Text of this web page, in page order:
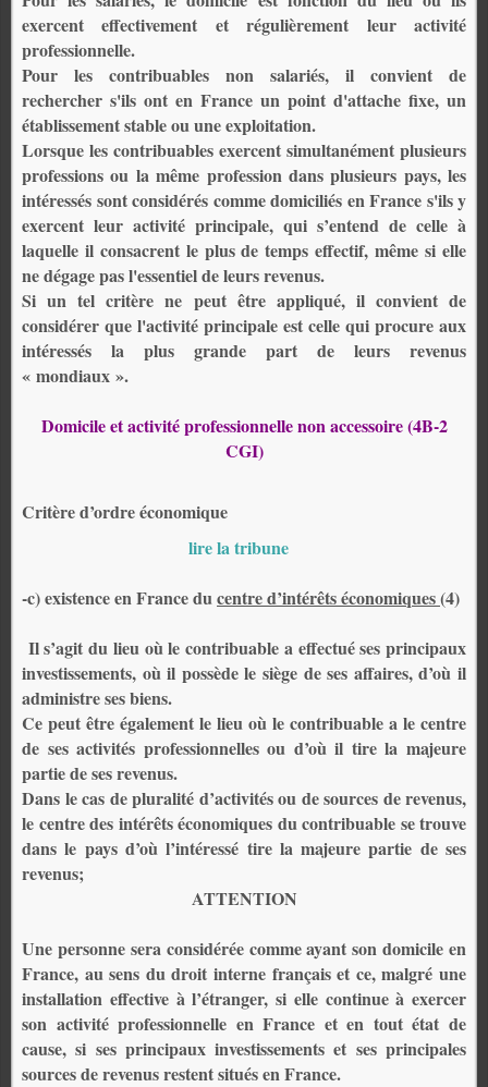
exercent effectivement et régulièrement leur activité
professionnelle.
Pour les contribuables non salariés, il convient de
rechercher s'ils ont en France un point d'attache fixe, un
établissement stable ou une exploitation.
Lorsque les contribuables exercent simultanément plusieurs
professions ou la même profession dans plusieurs pays, les
intéressés sont considérés comme domiciliés en France s'ils y
exercent leur activité principale, qui s’entend de celle à
laquelle il consacrent le plus de temps effectif, même si elle
ne dégage pas l'essentiel de leurs revenus.
Si un tel critère ne peut être appliqué, il convient de
considérer que l'activité principale est celle qui procure aux
intéressés la plus grande part de leurs revenus
« mondiaux ».
Domicile et activité professionnelle non accessoire (4B-2
CGI)
Critère d’ordre économique
lire la tribune
-c) existence en France ducentre d’intérêts économiques(4)
Il s’agit du lieu où le contribuable a effectué ses principaux
investissements, où il possède le siège de ses affaires, d’où il
administre ses biens.
Ce peut être également le lieu où le contribuable a le centre
de ses activités professionnelles ou d’où il tire la majeure
partie de ses revenus.
Dans le cas de pluralité d’activités ou de sources de revenus,
le centre des intérêts économiques du contribuable se trouve
dans le pays d’où l’intéressé tire la majeure partie de ses
revenus;
ATTENTION
Une personne sera considérée comme ayant son domicile en
France, au sens du droit interne français et ce, malgré une
installation effective à l’étranger, si elle continue à exercer
son activité professionnelle en France et en tout état de
cause, si ses principaux investissements et ses principales
sources de revenus restent situés en France.